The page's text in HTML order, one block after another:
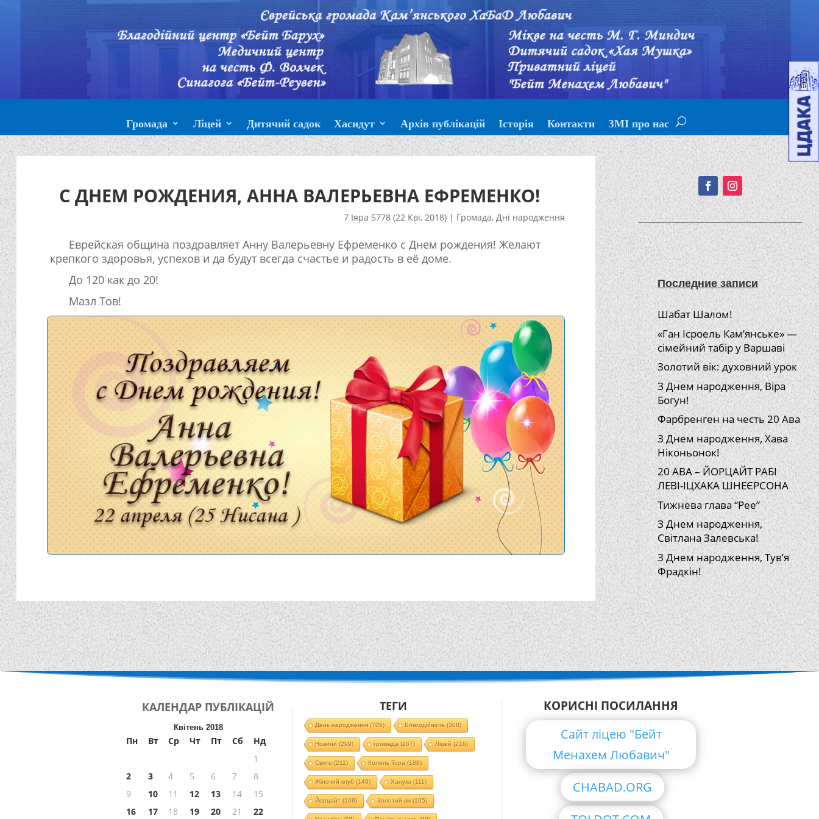
Громада Ліцей Дитячий садок Хасидут Архів публікацій Історія Контакти ЗМІ про нас
С ДНЕМ РОЖДЕНИЯ, АННА ВАЛЕРЬЕВНА ЕФРЕМЕНКО!
7 Іяра 5778 (22 Кві, 2018)| Громада, Дні народження
Еврейская община поздравляет Анну Валерьевну Ефременко с Днем рождения! Желают
крепкого здоровья, успехов и да будут всегда счастье и радость в её доме.
До 120 как до 20!
Мазл Тов!
Подписывайтесь!
Последние записи
Шабат Шалом!
«Ган Ісроель Кам’янське» —
сімейний табір у Варшаві
Золотий вік: духовний урок
З Днем народження, Віра
Богун!
Фарбренген на честь 20 Ава
З Днем народження, Хава
Ніконьонок!
20 АВА – ЙОРЦАЙТ РАБІ
ЛЕВІ-ІЦХАКА ШНЕЄРСОНА
Тижнева глава “Рее”
З Днем народження,
Світлана Залевська!
З Днем народження, Тув’я
Фрадкін!
КАЛЕНДАР ПУБЛІКАЦІЙ
Квітень 2018
Пн Вт Ср Чт Пт Сб
Нд
1
2
3 4 5 6 7
8
9
10 11 12 13 14
15
16
17 18 19 20 21 22
ТЕГИ
День народження(705) Благодійність (308)
Новини (299) громада (267) Ліцей (216)
Свято (211) Колель Тора (188)
Жіночий клуб (149) Ханука (111)
Йорцайт (108) Золотий вік(105)
КОРИСНІ ПОСИЛАННЯ
Сайт ліцею "Бейт
Менахем Любавич"
CHABAD.ORG